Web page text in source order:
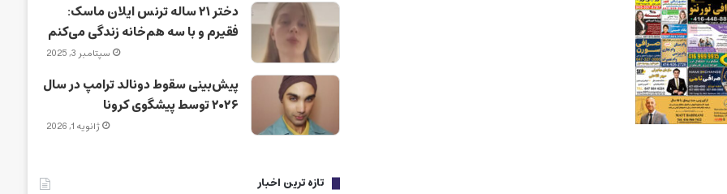
دختر ۲۱ ساله ترنس ایلان ماسک:
فقیرم و با سه هم‌خانه زندگی می‌کنم
سپتامبر 3, 2025
پیش‌بینی سقوط دونالد ترامپ در سال
۲۰۲۶ توسط پیشگوی کرونا
ژانویه 1, 2026
تازه ترین اخبار